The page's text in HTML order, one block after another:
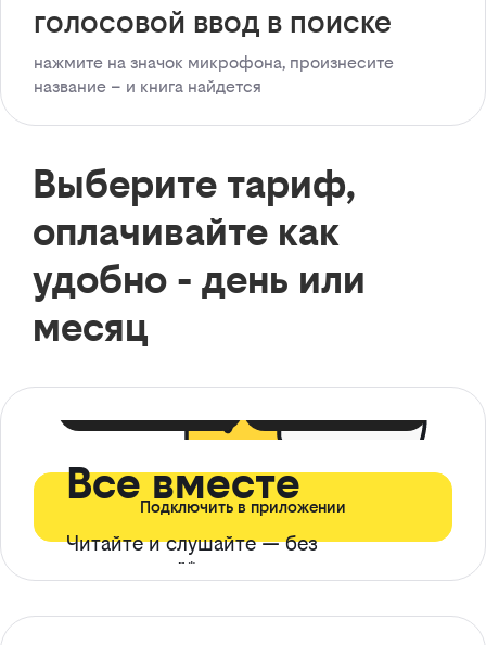
голосовой ввод в поиске
нажмите на значок микрофона, произнесите
название – и книга найдется
Выберите тариф,
оплачивайте как
удобно - день или
месяц
Все вместе
Читайте и слушайте — без
ограничений*
Подключить в приложении